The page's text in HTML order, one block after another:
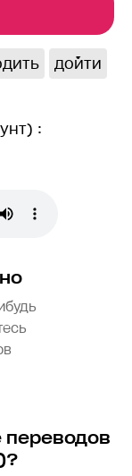
дойти
:
переводов